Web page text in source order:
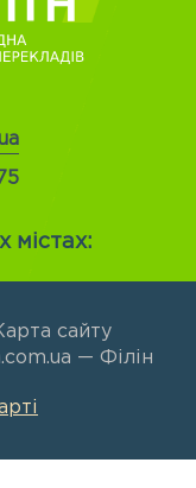
містах:
сайту
— Філін